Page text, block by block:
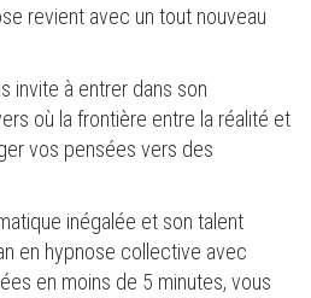
revient avec un tout nouveau
invite à entrer dans son
où la frontière entre la réalité et
vos pensées vers des
inégalée et son talent
en hypnose collective avec
en moins de 5 minutes, vous